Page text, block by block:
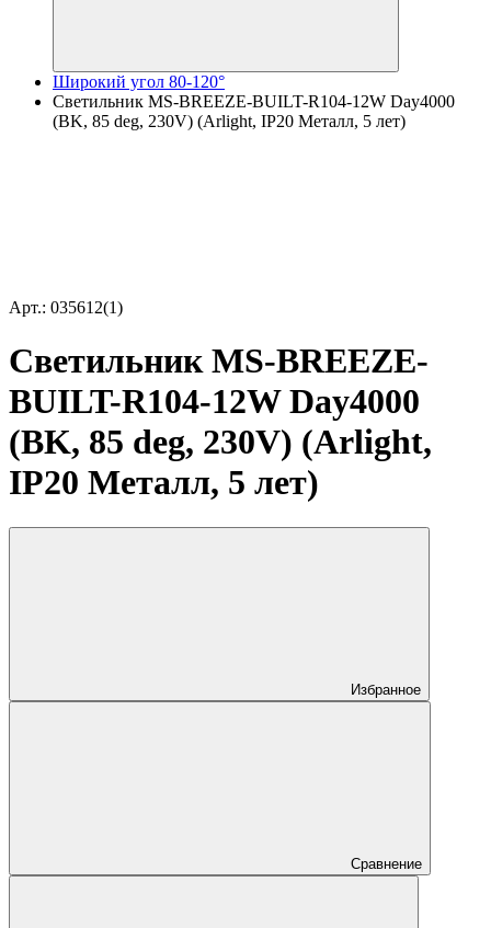
Широкий угол 80-120°
Светильник MS-BREEZE-BUILT-R104-12W Day4000
(BK, 85 deg, 230V) (Arlight, IP20 Металл, 5 лет)
Арт.: 035612(1)
Светильник MS-BREEZE-
BUILT-R104-12W Day4000
(BK, 85 deg, 230V) (Arlight,
IP20 Металл, 5 лет)
Избранное
Сравнение